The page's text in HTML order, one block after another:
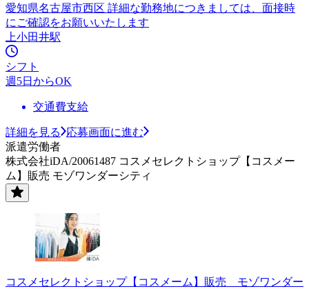
愛知県名古屋市西区 詳細な勤務地につきましては、面接時
にご確認をお願いいたします
上小田井駅
シフト
週5日からOK
交通費支給
詳細を見る
応募画面に進む
派遣労働者
株式会社iDA/20061487 コスメセレクトショップ【コスメー
ム】販売 モゾワンダーシティ
コスメセレクトショップ【コスメーム】販売 モゾワンダー